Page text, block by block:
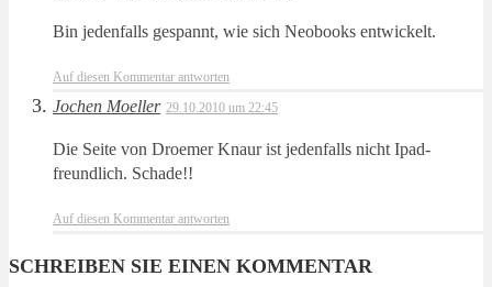
Bin jedenfalls gespannt, wie sich Neobooks entwickelt.
Auf diesen Kommentar antworten
Jochen Moeller 29.10.2010 um 22:45
Die Seite von Droemer Knaur ist jedenfalls nicht Ipad-
freundlich. Schade!!
Auf diesen Kommentar antworten
SCHREIBEN SIE EINEN KOMMENTAR